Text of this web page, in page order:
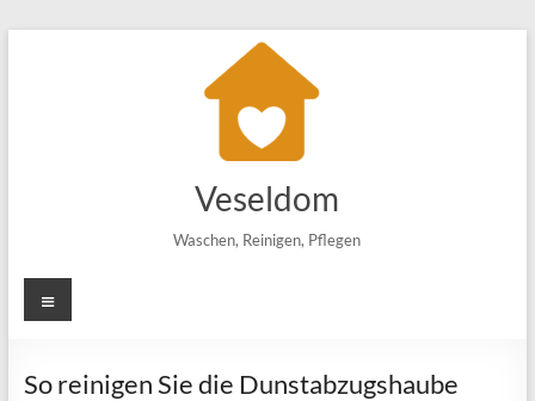
Veseldom
Waschen, Reinigen, Pflegen
Menü
So reinigen Sie die Dunstabzugshaube